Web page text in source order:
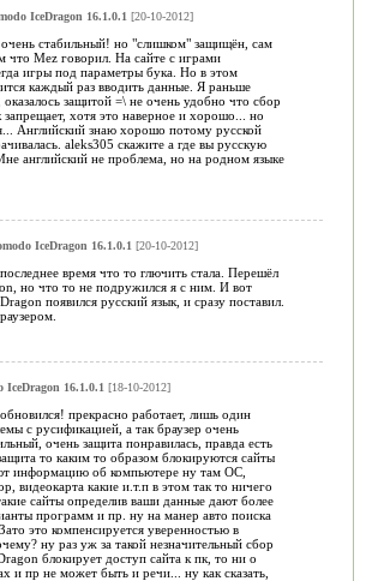
IceDragon 16.1.0.1 [20-10-2012]
стабильный! но "слишком" защищён, сам
что Mez говорил. На сайте с играми
игры под параметры бука. Но в этом
каждый раз вводить данные. Я раньше
оказалось защитой =\ не очень удобно что сбор
запрещает, хотя это наверное и хорошо... но
Английский знаю хорошо потому русской
aleks305 скажите а где вы русскую
английский не проблема, но на родном языке
IceDragon 16.1.0.1 [20-10-2012]
время что то глючить стала. Перешёл
но что то не подружился я с ним. И вот
появился русский язык, и сразу поставил.
IceDragon 16.1.0.1 [18-10-2012]
прекрасно работает, лишь один
с русификацией, а так браузер очень
очень защита понравилась, правда есть
то каким то образом блокируются сайты
информацию об компьютере ну там OC,
видеокарта какие и.т.п в этом так то ничего
сайты определив ваши данные дают более
программ и пр. ну на манер авто поиска
это компенсируется уверенностью в
ну раз уж за такой незначительный сбор
блокирует доступ сайта к пк, то ни о
и пр не может быть и речи... ну как сказать,